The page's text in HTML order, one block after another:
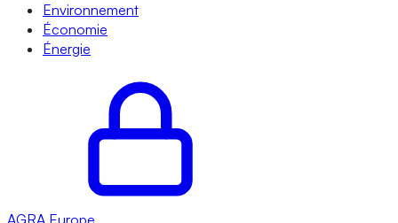
Environnement
Économie
Énergie
AGRA Europe